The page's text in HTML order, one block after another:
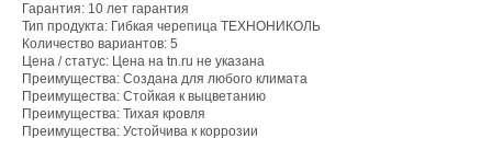
Гарантия: 10 лет гарантия
Тип продукта: Гибкая черепица ТЕХНОНИКОЛЬ
Количество вариантов: 5
Цена / статус: Цена на tn.ru не указана
Преимущества: Создана для любого климата
Преимущества: Стойкая к выцветанию
Преимущества: Тихая кровля
Преимущества: Устойчива к коррозии